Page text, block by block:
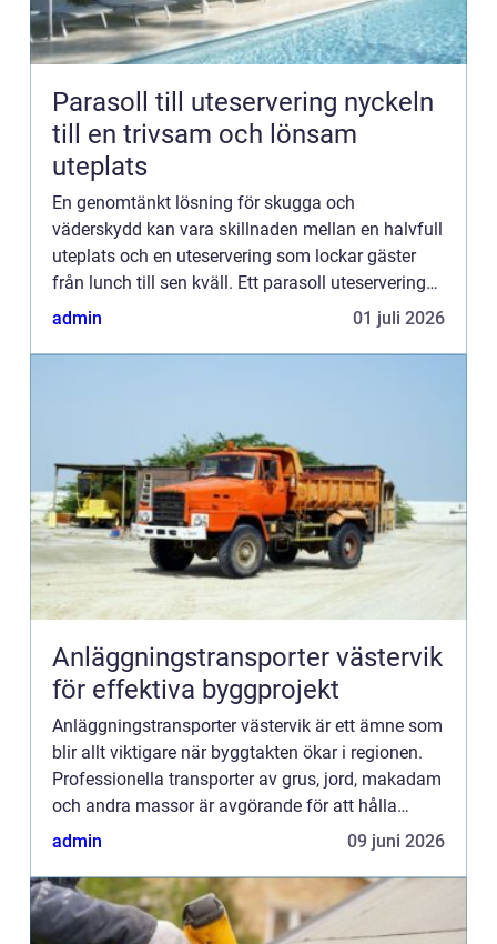
Parasoll till uteservering nyckeln
till en trivsam och lönsam
uteplats
En genomtänkt lösning för skugga och
väderskydd kan vara skillnaden mellan en halvfull
uteplats och en uteservering som lockar gäster
från lunch till sen kväll. Ett parasoll uteservering
handlar inte bara om solskydd. Rätt parasoll ger
admin 01 juli 2026
Anläggningstransporter västervik
för effektiva byggprojekt
Anläggningstransporter västervik är ett ämne som
blir allt viktigare när byggtakten ökar i regionen.
Professionella transporter av grus, jord, makadam
och andra massor är avgörande för att hålla
tidsplaner, minimera stillestånd och skapa säkra
admin 09 juni 2026